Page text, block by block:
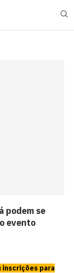
podem se
evento
inscrições para